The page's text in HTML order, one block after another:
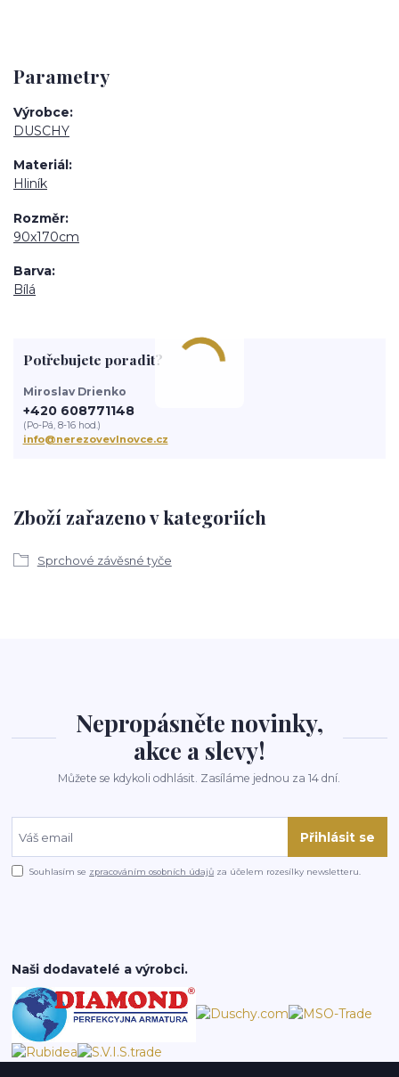
Parametry
Výrobce
DUSCHY
Materiál
Hliník
Rozměr
90x170cm
Barva
Bílá
Zboží zařazeno v kategoriích
Sprchové závěsné tyče
Potřebujete poradit?
Miroslav Drienko
+420 608771148
(Po-Pá, 8-16 hod.)
info@nerezovevlnovce.cz
Nepropásněte novinky,
akce a slevy!
Můžete se kdykoli odhlásit. Zasíláme jednou za 14 dní.
Přihlásit se
Souhlasím se zpracováním osobních údajů za účelem rozesílky newsletteru.
Naši dodavatelé a výrobci.